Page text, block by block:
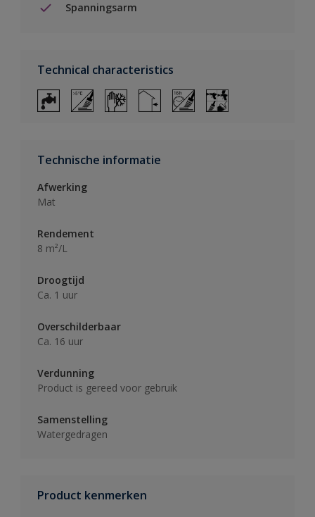
Spanningsarm
Technical characteristics
Technische informatie
Afwerking
Mat
Rendement
8 m²/L
Droogtijd
Ca. 1 uur
Overschilderbaar
Ca. 16 uur
Verdunning
Product is gereed voor gebruik
Samenstelling
Watergedragen
Product kenmerken